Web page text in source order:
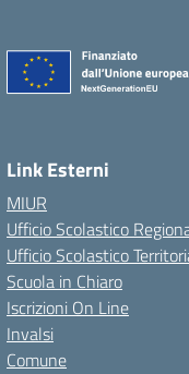
Link Esterni
MIUR
Ufficio Scolastico
Ufficio Scolastico
Scuola in Chiaro
Iscrizioni On Line
Invalsi
Comune